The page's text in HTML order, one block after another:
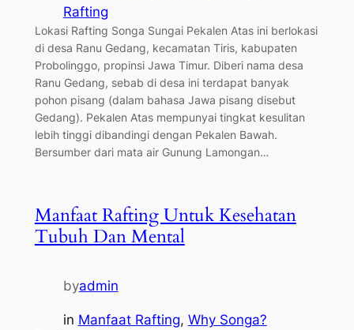
Rafting
Lokasi Rafting Songa Sungai Pekalen Atas ini berlokasi
di desa Ranu Gedang, kecamatan Tiris, kabupaten
Probolinggo, propinsi Jawa Timur. Diberi nama desa
Ranu Gedang, sebab di desa ini terdapat banyak
pohon pisang (dalam bahasa Jawa pisang disebut
Gedang). Pekalen Atas mempunyai tingkat kesulitan
lebih tinggi dibandingi dengan Pekalen Bawah.
Bersumber dari mata air Gunung Lamongan…
Manfaat Rafting Untuk Kesehatan
Tubuh Dan Mental
byadmin
in Manfaat Rafting, Why Songa?